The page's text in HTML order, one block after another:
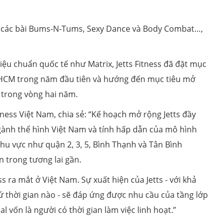
bài Bums-N-Tums, Sexy Dance và Body Combat…,
chuẩn quốc tế như Matrix, Jetts Fitness đã đặt mục
trong năm đầu tiên và hướng đến mục tiêu mở
vòng hai năm.
Việt Nam, chia sẻ: “Kế hoạch mở rộng Jetts đầy
thể hình Việt Nam và tính hấp dẫn của mô hình
vực như quận 2, 3, 5, Bình Thạnh và Tân Bình
trong tương lai gần.
mắt ở Việt Nam. Sự xuất hiện của Jetts - với khả
gian nào - sẽ đáp ứng được nhu cầu của tầng lớp
vốn là người có thời gian làm việc linh hoạt.”